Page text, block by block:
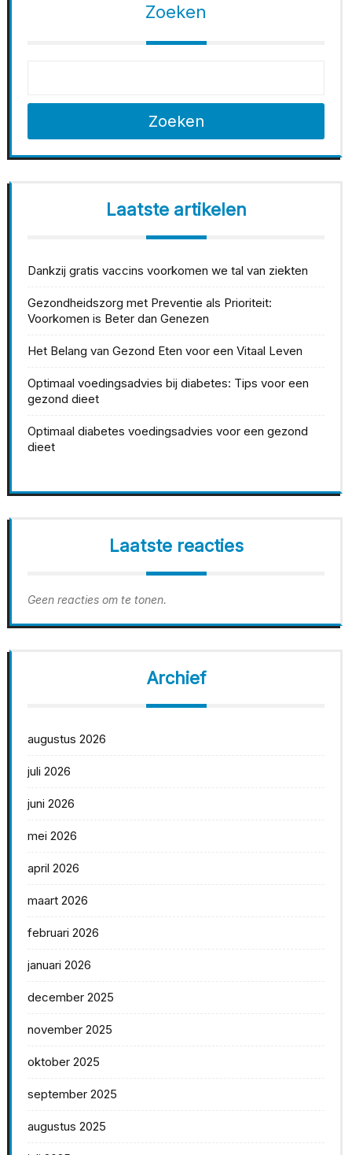
Zoeken
Zoeken
Laatste artikelen
Dankzij gratis vaccins voorkomen we tal van ziekten
Gezondheidszorg met Preventie als Prioriteit:
Voorkomen is Beter dan Genezen
Het Belang van Gezond Eten voor een Vitaal Leven
Optimaal voedingsadvies bij diabetes: Tips voor een
gezond dieet
Optimaal diabetes voedingsadvies voor een gezond
dieet
Laatste reacties
Geen reacties om te tonen.
Archief
augustus 2026
juli 2026
juni 2026
mei 2026
april 2026
maart 2026
februari 2026
januari 2026
december 2025
november 2025
oktober 2025
september 2025
augustus 2025